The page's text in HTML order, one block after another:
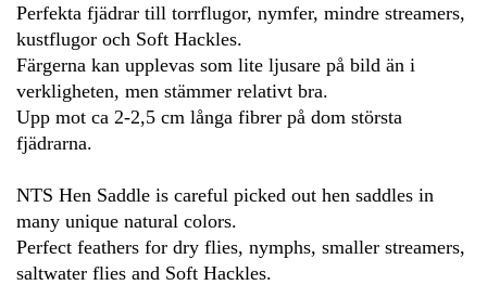
Perfekta fjädrar till torrflugor, nymfer, mindre streamers,
kustflugor och Soft Hackles.
Färgerna kan upplevas som lite ljusare på bild än i
verkligheten, men stämmer relativt bra.
Upp mot ca 2-2,5 cm långa fibrer på dom största
fjädrarna.
NTS Hen Saddle is careful picked out hen saddles in
many unique natural colors.
Perfect feathers for dry flies, nymphs, smaller streamers,
saltwater flies and Soft Hackles.